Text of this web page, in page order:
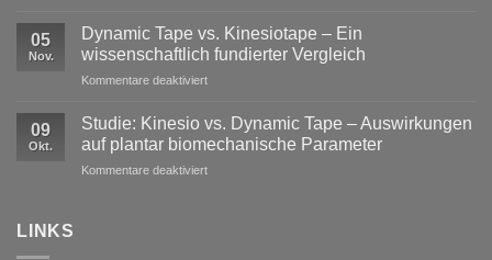
reine
Stabilisation
ausreicht
versus
neurophysiologische
Wirkungen
von
05
Nov.
Dynamic Tape vs. Kinesiotape – Ein
wissenschaftlich fundierter Vergleich
Kommentare deaktiviertfür
Tape
Kinesiotape
–
09
Okt.
Studie: Kinesio vs. Dynamic Tape – Auswirkungen
auf plantar biomechanische Parameter
Kommentare deaktiviertfür
LINKS